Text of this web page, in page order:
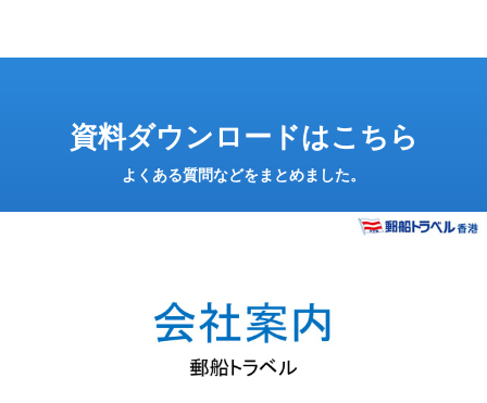
資料ダウンロードはこちら
よくある質問などをまとめました。